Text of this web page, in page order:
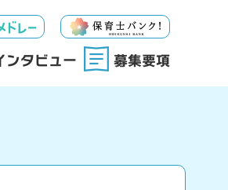
ンタビュー 募集要項